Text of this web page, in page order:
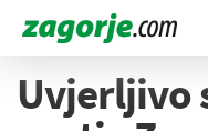
Uvjerljivo